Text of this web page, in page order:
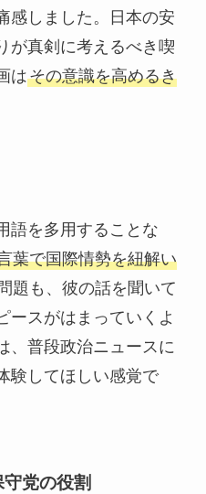
感しました。日本の安
が真剣に考えるべき喫
はその意識を高めるき
語を多用することな
葉で国際情勢を紐解い
題も、彼の話を聞いて
ースがはまっていくよ
、普段政治ニュースに
験してほしい感覚で
党の役割